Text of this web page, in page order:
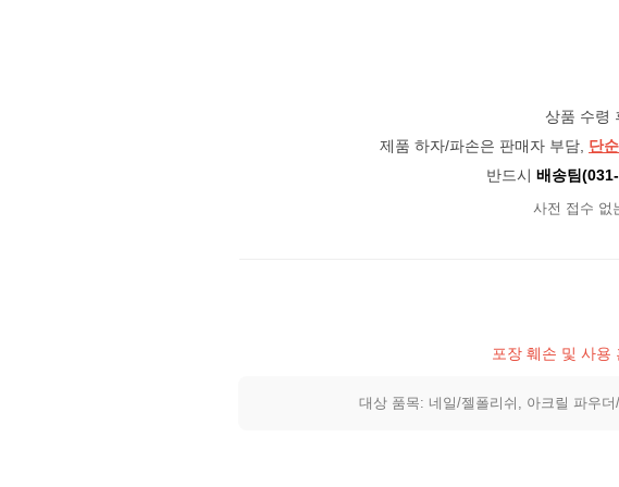
상품 수령
제품 하자/파손은 판매자 부담, 단
반드시 배송팀
사전 접수 없
포장 훼손 및 사용
대상 품목: 네일/젤폴리쉬, 아크릴 파우